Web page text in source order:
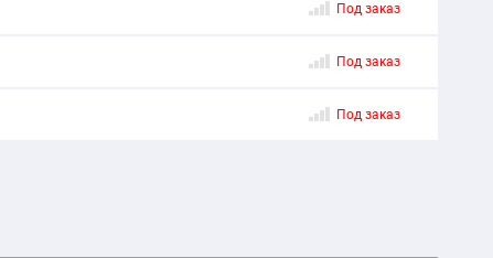
Под заказ
Под заказ
Под заказ